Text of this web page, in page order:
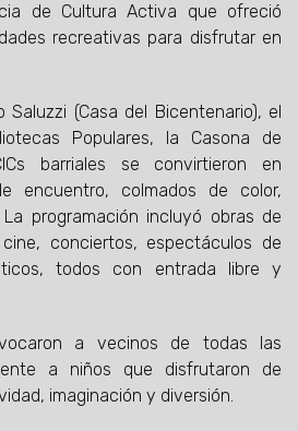
de Cultura Activa que ofreció
recreativas para disfrutar en
Saluzzi (Casa del Bicentenario), el
Populares, la Casona de
barriales se convirtieron en
encuentro, colmados de color,
programación incluyó obras de
conciertos, espectáculos de
todos con entrada libre y
a vecinos de todas las
a niños que disfrutaron de
imaginación y diversión.